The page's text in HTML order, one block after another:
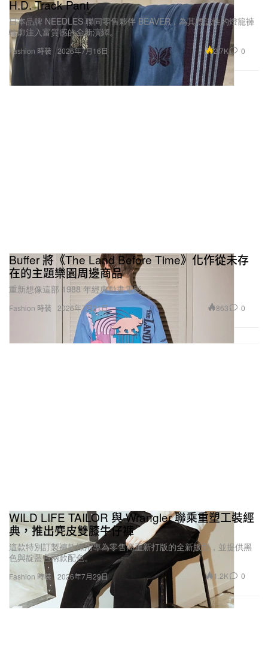
Fashion 時裝
H.D. Track Pant
日本品牌 NEEDLES 聯同零售夥伴 BEAVER，為其標誌性的燈籠褲
輪廓注入富質感的全新演繹。
2026年7月16日 2.7K 0
Fashion 時裝
Buffer 將《The Land Before Time》化作從未存
在的主題樂園周邊商品
重新想像這部 1988 年經典動畫電影。
2026年7月21日 863 0
Fashion 時裝
WILD LIFE TAILOR 與 Wrangler 聯乘重塑工裝經
典，推出麂皮雙膝牛仔褲
這款特別訂製褲款採用專為零售商重新打版的全新版型，並提供黑
色與靛藍色兩款配色。
2026年7月29日 1.2K 0